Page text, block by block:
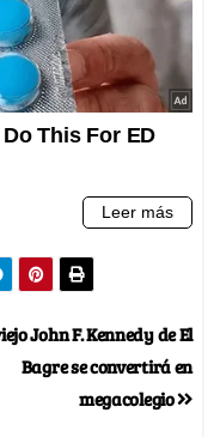
John F. Kennedy de El
Bagre se convertirá en
megacolegio